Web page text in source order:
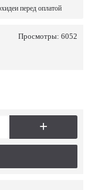
перед оплатой
Просмотры: 6052
+